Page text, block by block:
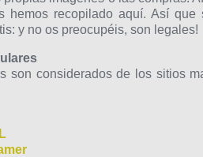
hemos recopilado aquí. Así
y no os preocupéis, son legales!
son considerados de los sitios